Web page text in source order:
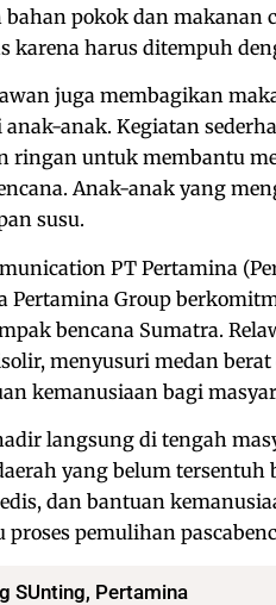
pokok dan makanan
karena harus ditempuh
juga membagikan
anak. Kegiatan
ringan untuk membantu
Anak-anak yang
susu.
PT Pertamina
Pertamina Group
bencana Sumatra.
menyusuri medan
kemanusiaan bagi
langsung di tengah
yang belum tersentuh
dan bantuan
pemulihan
SUnting, Pertamina